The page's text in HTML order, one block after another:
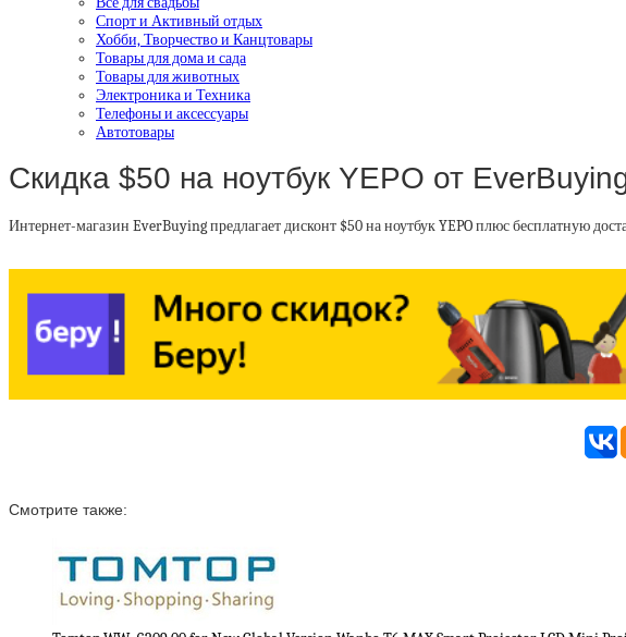
Спорт и Активный отдых
Хобби, Творчество и Канцтовары
Товары для дома и сада
Товары для животных
Электроника и Техника
Телефоны и аксессуары
Автотовары
Скидка $50 на ноутбук YEPO от
Интернет-магазин EverBuying предлагает дисконт $50 на ноутбук YEPO плюс бесплатную
Смотрите также: